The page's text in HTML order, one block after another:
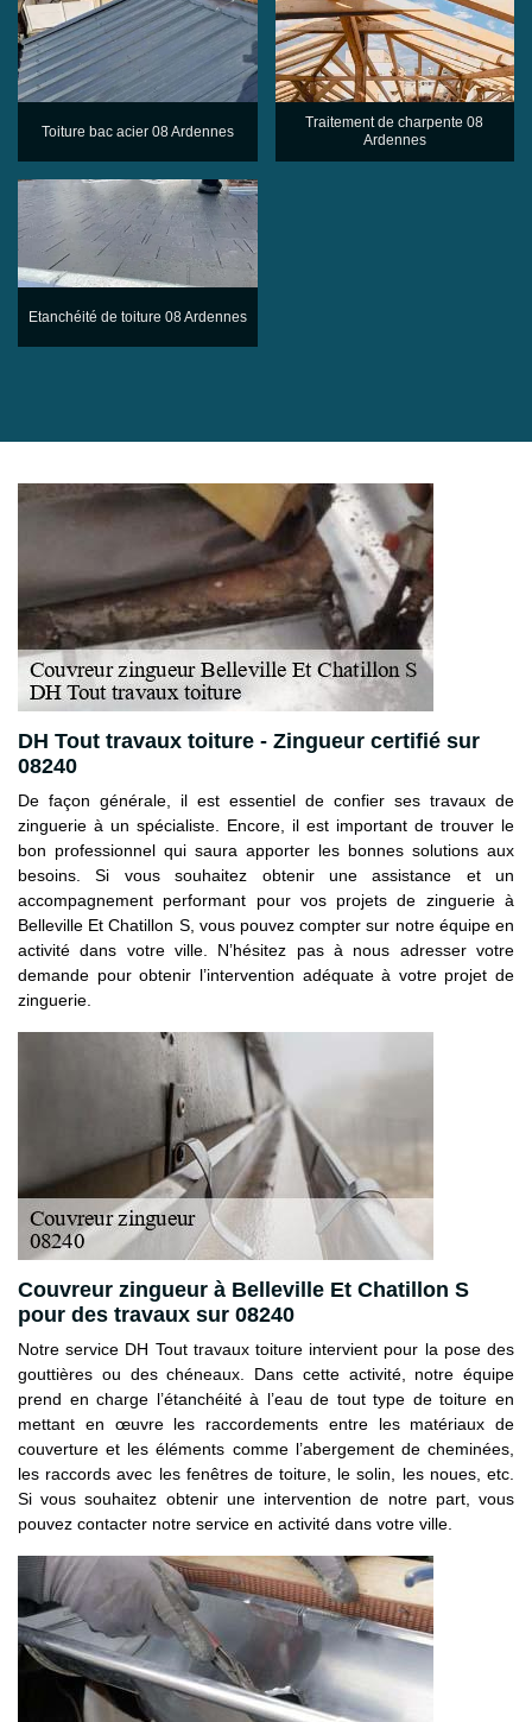
Toiture bac acier 08 Ardennes
Traitement de charpente 08
Ardennes
Etanchéité de toiture 08 Ardennes
DH Tout travaux toiture - Zingueur certifié sur
08240
De façon générale, il est essentiel de confier ses travaux de
zinguerie à un spécialiste. Encore, il est important de trouver le
bon professionnel qui saura apporter les bonnes solutions aux
besoins. Si vous souhaitez obtenir une assistance et un
accompagnement performant pour vos projets de zinguerie à
Belleville Et Chatillon S, vous pouvez compter sur notre équipe en
activité dans votre ville. N’hésitez pas à nous adresser votre
demande pour obtenir l’intervention adéquate à votre projet de
zinguerie.
Couvreur zingueur à Belleville Et Chatillon S
pour des travaux sur 08240
Notre service DH Tout travaux toiture intervient pour la pose des
gouttières ou des chéneaux. Dans cette activité, notre équipe
prend en charge l’étanchéité à l’eau de tout type de toiture en
mettant en œuvre les raccordements entre les matériaux de
couverture et les éléments comme l’abergement de cheminées,
les raccords avec les fenêtres de toiture, le solin, les noues, etc.
Si vous souhaitez obtenir une intervention de notre part, vous
pouvez contacter notre service en activité dans votre ville.